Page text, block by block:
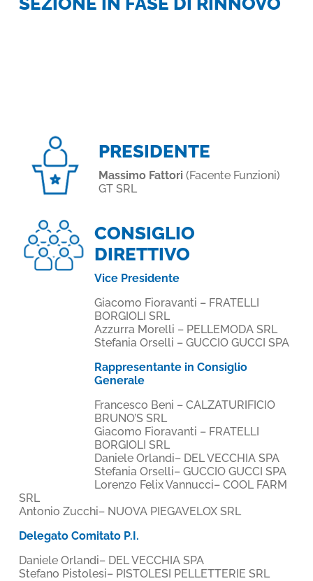
PRESIDENTE
Massimo Fattori (Facente Funzioni)
GT SRL
CONSIGLIO
DIRETTIVO
Vice Presidente
Giacomo Fioravanti – FRATELLI
BORGIOLI SRL
Azzurra Morelli – PELLEMODA SRL
Stefania Orselli – GUCCIO GUCCI SPA
Rappresentante in Consiglio
Generale
Francesco Beni – CALZATURIFICIO
BRUNO’S SRL
Giacomo Fioravanti – FRATELLI
BORGIOLI SRL
Daniele Orlandi– DEL VECCHIA SPA
Stefania Orselli– GUCCIO GUCCI SPA
Lorenzo Felix Vannucci– COOL FARM
SRL
Antonio Zucchi– NUOVA PIEGAVELOX SRL
Delegato Comitato P.I.
Daniele Orlandi– DEL VECCHIA SPA
Stefano Pistolesi– PISTOLESI PELLETTERIE SRL